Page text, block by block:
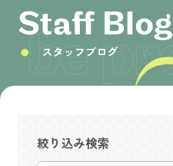
Staff Blog
スタッフブログ
絞り込み検索